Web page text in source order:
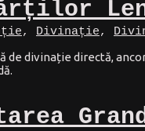
, Divinație,
de divinație directă,